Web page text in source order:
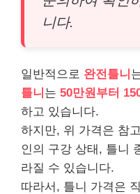
니다.
일반적으로 완전틀니
틀니 는 50만원부터
하고 있습니다.
하지만, 위 가격은 참
인의 구강 상태, 틀니
라질 수 있습니다.
따라서, 틀니 가격은